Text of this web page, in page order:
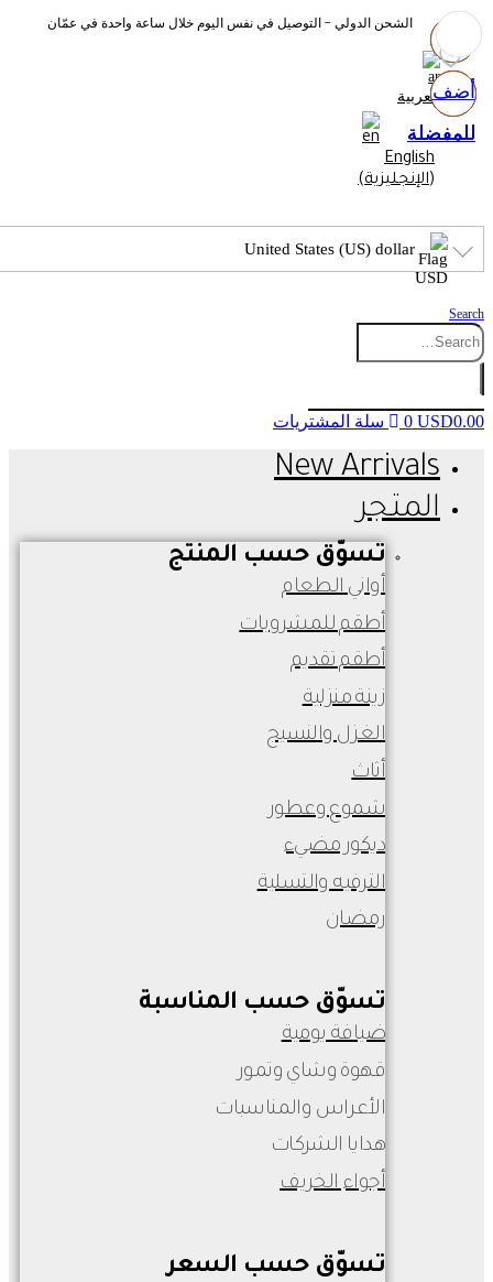
الشحن الدولي - التوصيل في نفس اليوم خلال ساعة واحدة في عمّان
العربية
English
(الإنجليزية)
United States (US) dollar
Search
USD0.00
0 سلة المشتريات
New Arrivals
المتجر
تسوّق حسب المنتج
أواني الطعام
أطقم للمشروبات
أطقم تقديم
زينة منزلية
الغزل والنسيج
أثاث
شموع وعطور
ديكور مضيء
الترفيه والتسلية
رمضان
تسوّق حسب المناسبة
ضيافة يومية
قهوة وشاي وتمور
الأعراس والمناسبات
هدايا الشركات
أجواء الخريف
تسوّق حسب السعر
أضف
للمفضلة
أضف
للمفضلة
أضف
للمفضلة
أضف
للمفضلة